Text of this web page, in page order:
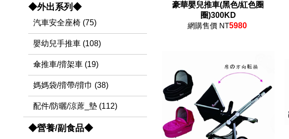
豪華嬰兒推車(黑色/紅色圈
圈)300KD
網購售價 NT5980
◆外出系列◆
汽車安全座椅 (75)
嬰幼兒手推車 (108)
傘推車/揹架車 (19)
媽媽袋/揹帶/揹巾 (38)
配件/防曬/涼蓆_墊 (112)
◆營養/副食品◆